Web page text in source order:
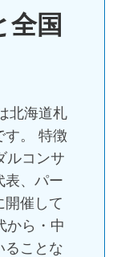
全国
北海道札
す。 特徴
ルコンサ
表、パー
開催して
から・中
ることな